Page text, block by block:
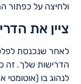
ולחיצה על כפתור
ציין את
לאחר שנכנסת
הדרישות שלך. זה
לנהוג בו (אוטומטי